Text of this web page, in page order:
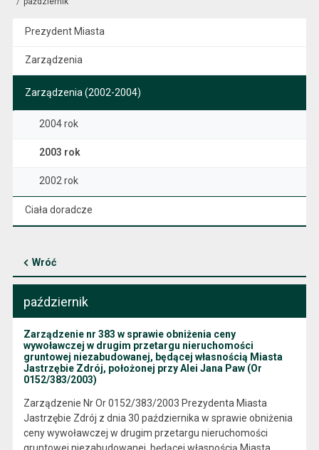
Prezydent Miasta
Zarządzenia
Zarządzenia (2002-2004)
2004 rok
2003 rok
2002 rok
Ciała doradcze
Wróć
październik
Zarządzenie nr 383 w sprawie obniżenia ceny
wywoławczej w drugim przetargu nieruchomości
gruntowej niezabudowanej, będącej własnością Miasta
Jastrzębie Zdrój, położonej przy Alei Jana Paw (Or
0152/383/2003)
Zarządzenie Nr Or 0152/383/2003 Prezydenta Miasta
Jastrzębie Zdrój z dnia 30 października w sprawie obniżenia
ceny wywoławczej w drugim przetargu nieruchomości